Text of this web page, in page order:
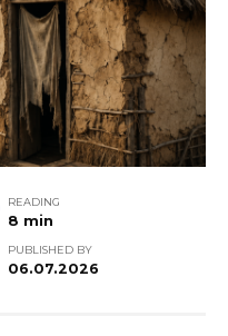
READING
8 min
PUBLISHED BY
06.07.2026